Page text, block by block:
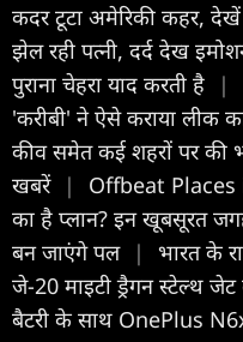
कदर टूटा अमेरिकी कहर,
झेल रही पत्नी, दर्द देख
पुराना चेहरा याद करती है
|
'करीबी' ने ऐसे कराया लीक
कीव समेत कई शहरों पर की
खबरें |
Offbeat Places
का है प्लान? इन खूबसूरत
बन जाएंगे पल |
भारत के
जे-20 माइटी ड्रैगन स्टेल्थ
बैटरी के साथ OnePlus